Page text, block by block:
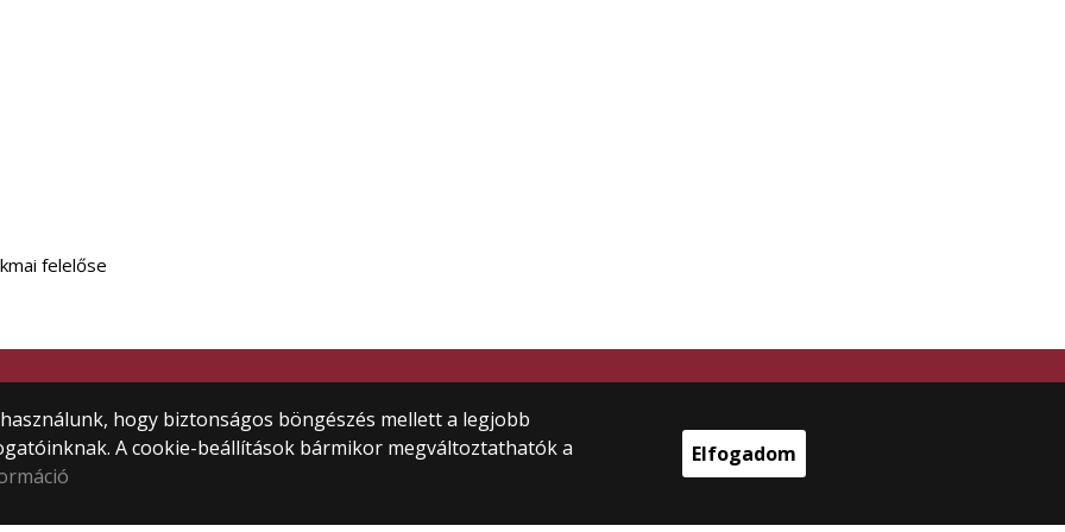
felelőse
hogy biztonságos böngészés mellett a legjobb
A cookie-beállítások bármikor megváltoztathatók a
Elfogadom